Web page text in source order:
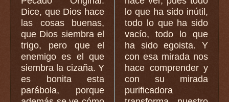
Dice, que Dios hace
las cosas buenas,
que Dios siembra el
trigo, pero que el
enemigo es el que
siembra la cizaña. Y
es bonita esta
parábola, porque
lo que ha sido inútil,
todo lo que ha sido
vacío, todo lo que
ha sido egoista. Y
con esa mirada nos
hace comprender y
con su mirada
purificadora